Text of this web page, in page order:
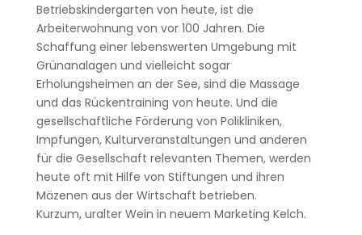
Betriebskindergarten von heute, ist die
Arbeiterwohnung von vor 100 Jahren. Die
Schaffung einer lebenswerten Umgebung mit
Grünanalagen und vielleicht sogar
Erholungsheimen an der See, sind die Massage
und das Rückentraining von heute. Und die
gesellschaftliche Förderung von Polikliniken,
Impfungen, Kulturveranstaltungen und anderen
für die Gesellschaft relevanten Themen, werden
heute oft mit Hilfe von Stiftungen und ihren
Mäzenen aus der Wirtschaft betrieben.
Kurzum, uralter Wein in neuem Marketing Kelch.